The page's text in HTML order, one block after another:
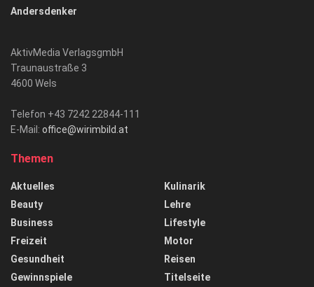
Andersdenker
AktivMedia VerlagsgmbH
Traunaustraße 3
4600 Wels
Telefon +43 7242 22844-111
E-Mail: office@wirimbild.at
Themen
Aktuelles
Beauty
Business
Freizeit
Gesundheit
Gewinnspiele
Kulinarik
Lehre
Lifestyle
Motor
Reisen
Titelseite